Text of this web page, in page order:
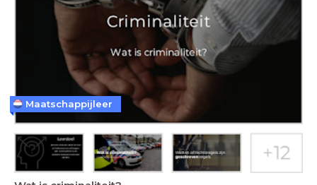
Maatschappijleer